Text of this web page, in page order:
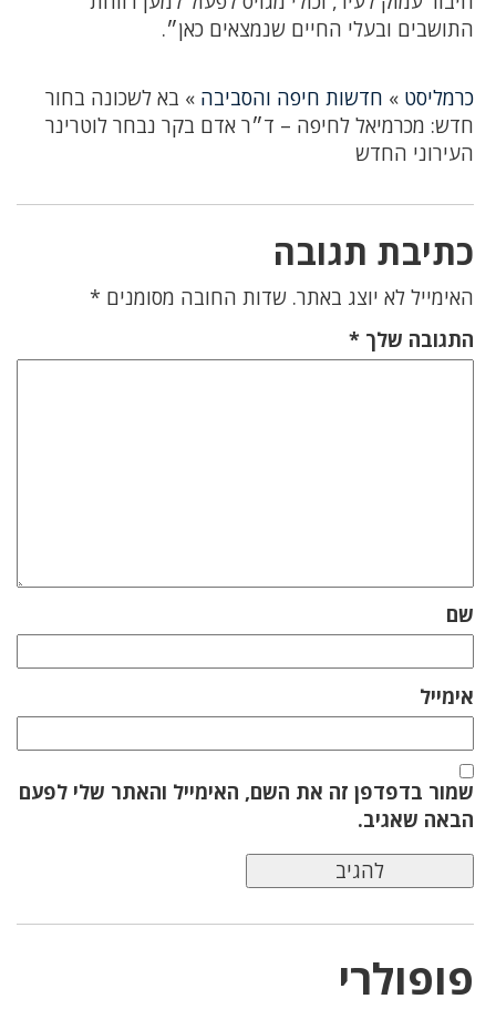
התושבים ובעלי החיים שנמצאים כאן״.
כרמליסט » חדשות חיפה והסביבה » בא לשכונה בחור
חדש: מכרמיאל לחיפה – ד״ר אדם בקר נבחר לוטרינר
העירוני החדש
כתיבת תגובה
האימייל לא יוצג באתר. שדות החובה מסומנים *
התגובה שלך *
שם
אימייל
שמור בדפדפן זה את השם, האימייל והאתר שלי לפעם
הבאה שאגיב.
פופולרי